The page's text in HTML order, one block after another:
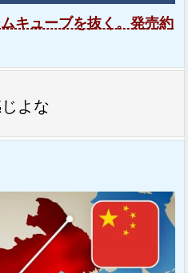
キューブを抜く。発売約
よな